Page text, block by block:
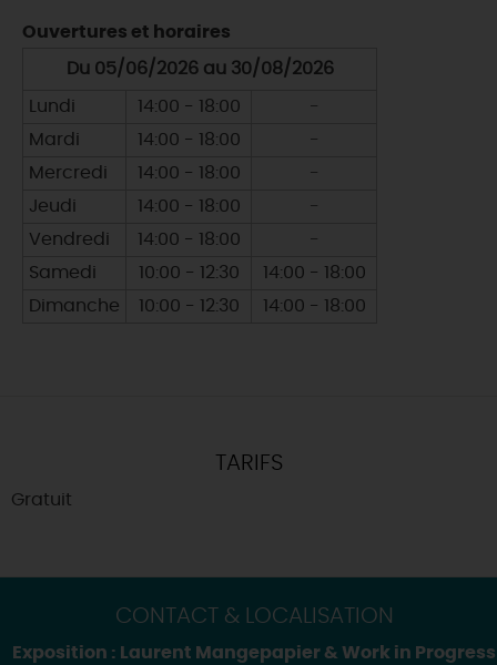
Ouvertures et horaires
Du 05/06/2026 au 30/08/2026
Lundi 14:00 - 18:00
-
Mardi
14:00 - 18:00
-
Mercredi
14:00 - 18:00
-
Jeudi
14:00 - 18:00
-
Vendredi
14:00 - 18:00
-
Samedi
10:00 - 12:30
14:00 - 18:00
Dimanche
10:00 - 12:30 14:00 - 18:00
TARIFS
Gratuit
CONTACT & LOCALISATION
Exposition : Laurent Mangepapier & Work in Progress